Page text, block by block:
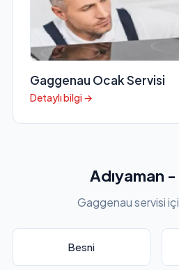
Gaggenau Ocak Servisi
Detaylı bilgi →
Adıyaman
Gaggenau servisi
Besni